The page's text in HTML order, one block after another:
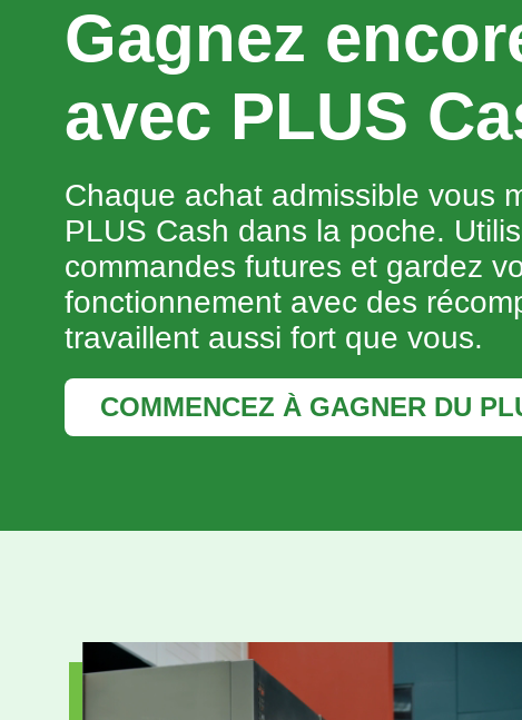
Gagnez
avec PLUS
Chaque achat admissible vous
PLUS Cash dans la poche.
commandes futures et gardez
fonctionnement avec des
travaillent aussi fort que vous.
COMMENCEZ À GAGNER DU